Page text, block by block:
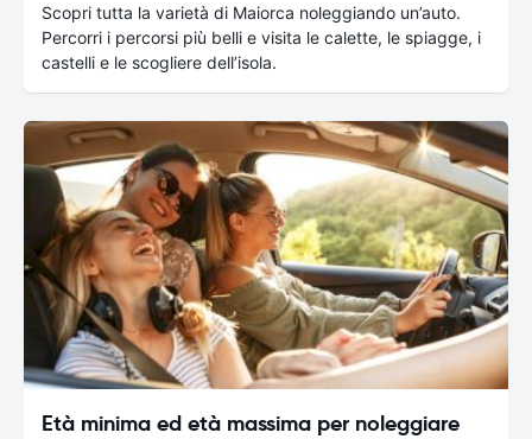
Scopri tutta la varietà di Maiorca noleggiando un’auto.
Percorri i percorsi più belli e visita le calette, le spiagge, i
castelli e le scogliere dell’isola.
Età minima ed età massima per noleggiare